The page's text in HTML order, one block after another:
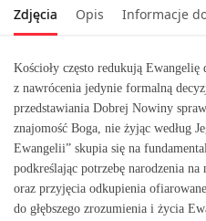
Zdjęcia Opis Informacje
Kościoły często redukują
z nawrócenia jedynie formalną
przedstawiania Dobrej Nowiny
znajomość Boga, nie żyjąc według
Ewangelii” skupia się na
podkreślając potrzebę narodzenia
oraz przyjęcia odkupienia
do głębszego zrozumienia i życia